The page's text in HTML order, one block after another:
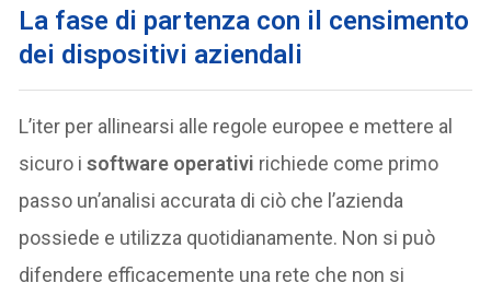
La fase di partenza con il censimento
dei dispositivi aziendali
L’iter per allinearsi alle regole europee e mettere al
sicuro isoftware operativi richiede come primo
passo un’analisi accurata di ciò che l’azienda
possiede e utilizza quotidianamente. Non si può
difendere efficacemente una rete che non si